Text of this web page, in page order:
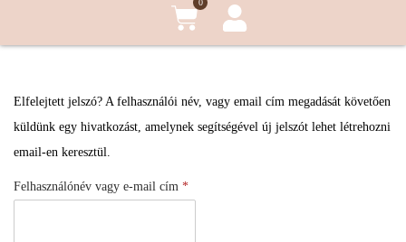
0
Elfelejtett jelszó? A felhasználói név, vagy email cím megadását követően
küldünk egy hivatkozást, amelynek segítségével új jelszót lehet létrehozni
email-en keresztül.
Felhasználónév vagy e-mail cím *